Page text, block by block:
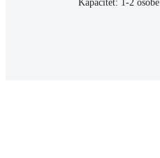
Kapacitet: 1-2 osobe